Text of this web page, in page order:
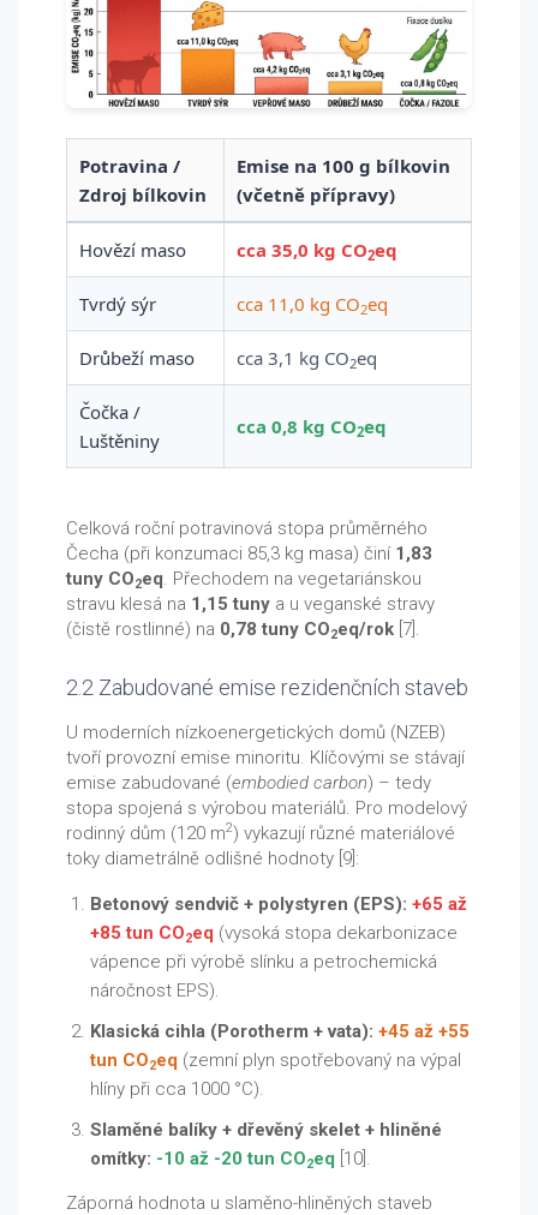
Potravina /
Zdroj bílkovin
Emise na 100 g bílkovin
(včetně přípravy)
Hovězí maso cca 35,0 kg CO2eq
Tvrdý sýr cca 11,0 kg CO2eq
Drůbeží maso cca 3,1 kg CO2eq
Čočka /
Luštěniny
cca 0,8 kg CO2eq
Celková roční potravinová stopa průměrného
Čecha (při konzumaci 85,3 kg masa) činí 1,83
tuny CO2eq. Přechodem na vegetariánskou
stravu klesá na 1,15 tuny a u veganské stravy
(čistě rostlinné) na 0,78 tuny CO2eq/rok [7].
2.2 Zabudované emise rezidenčních staveb
U moderních nízkoenergetických domů (NZEB)
tvoří provozní emise minoritu. Klíčovými se stávají
emise zabudované (embodied carbon) – tedy
stopa spojená s výrobou materiálů. Pro modelový
rodinný dům (120 m2) vykazují různé materiálové
toky diametrálně odlišné hodnoty [9]:
Betonový sendvič + polystyren (EPS): +65 až
+85 tun CO2eq (vysoká stopa dekarbonizace
vápence při výrobě slínku a petrochemická
náročnost EPS).
Klasická cihla (Porotherm + vata): +45 až +55
tun CO2eq (zemní plyn spotřebovaný na výpal
hlíny při cca 1000 °C).
Slaměné balíky + dřevěný skelet + hliněné
omítky: -10 až -20 tun CO2eq [10].
Záporná hodnota u slaměno-hliněných staveb